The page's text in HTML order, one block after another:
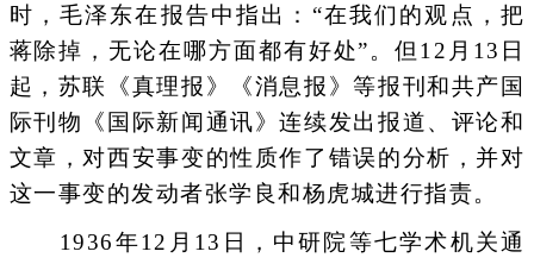
时，毛泽东在报告中指出：“在我们的观点，把
蒋除掉，无论在哪方面都有好处”。但12月13日
起，苏联《真理报》《消息报》等报刊和共产国
际刊物《国际新闻通讯》连续发出报道、评论和
文章，对西安事变的性质作了错误的分析，并对
这一事变的发动者张学良和杨虎城进行指责。
1936年12月13日，中研院等七学术机关通